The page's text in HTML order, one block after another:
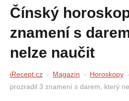
Čínský horoskop prozradil 3
znamení s
nelze naučit
iRecept.cz Magazín Horoskopy
prozradil 3 znamení s darem, který